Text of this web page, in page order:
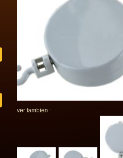
ver tambien :